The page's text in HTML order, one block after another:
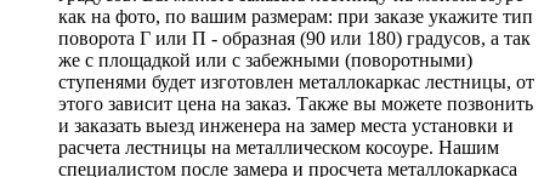
как на фото, по вашим размерам: при заказе укажите тип
поворота Г или П - образная (90 или 180) градусов, а так
же с площадкой или с забежными (поворотными)
ступенями будет изготовлен металлокаркас лестницы, от
этого зависит цена на заказ. Также вы можете позвонить
и заказать выезд инженера на замер места установки и
расчета лестницы на металлическом косоуре. Нашим
специалистом после замера и просчета металлокаркаса